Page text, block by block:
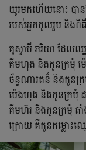
យូរមកហើយនោះ បាន
របស់អ្នកចូលរួម និងពិ
គូស្វាមី ភរិយា ដែលឈ្
គីមហុង និងកូនក្រមុំ ម៉
ច័ន្ទណារតន៏ និងកូនក្
ម៉េងហុង និងកូនក្រមុំ
គឹមហ៊រ និងកូនក្រមុំ ត
ក្រោយ គឺកូនកម្លោះឈ្